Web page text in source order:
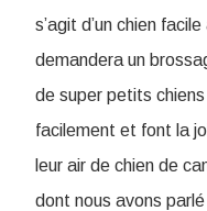
s’agit d’un chien
demandera un
de super petits
facilement et font la
leur air de chien de
dont nous avons